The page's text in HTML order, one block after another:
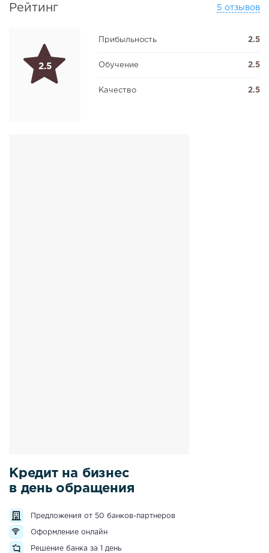
Рейтинг 5 отзывов
2.5
Прибыльность 2.5
Обучение 2.5
Качество 2.5
Кредит на бизнес
в день обращения
Предложения от 50 банков-партнеров
Оформление онлайн
Решение банка за 1 день